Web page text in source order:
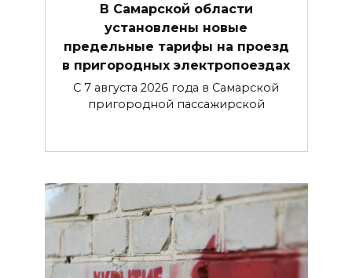
В Самарской области
установлены новые
предельные тарифы на проезд
в пригородных электропоездах
С 7 августа 2026 года в Самарской
пригородной пассажирской